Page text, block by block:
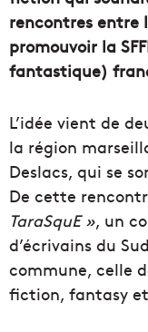
rencontres entre
promouvoir la
fantastique)
L’idée vient de
la région
Deslacs, qui se
De cette
TaraSquE », un
d’écrivains du
commune, celle
fiction, fantasy